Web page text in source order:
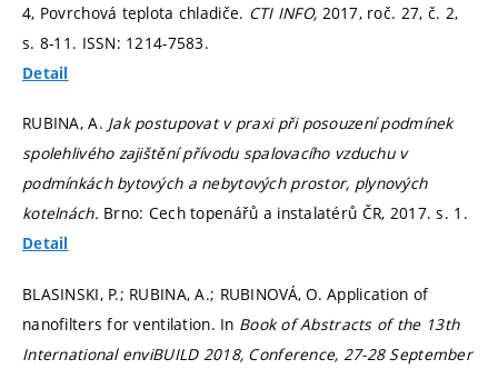
4, Povrchová teplota chladiče. CTI INFO, 2017, roč. 27, č. 2,
s. 8-11. ISSN: 1214-7583.
Detail
RUBINA, A. Jak postupovat v praxi při posouzení podmínek
spolehlivého zajištění přívodu spalovacího vzduchu v
podmínkách bytových a nebytových prostor, plynových
kotelnách. Brno: Cech topenářů a instalatérů ČR, 2017.s. 1.
Detail
BLASINSKI, P.; RUBINA, A.; RUBINOVÁ, O. Application of
nanofilters for ventilation. In Book of Abstracts of the 13th
International enviBUILD 2018, Conference, 27-28 September